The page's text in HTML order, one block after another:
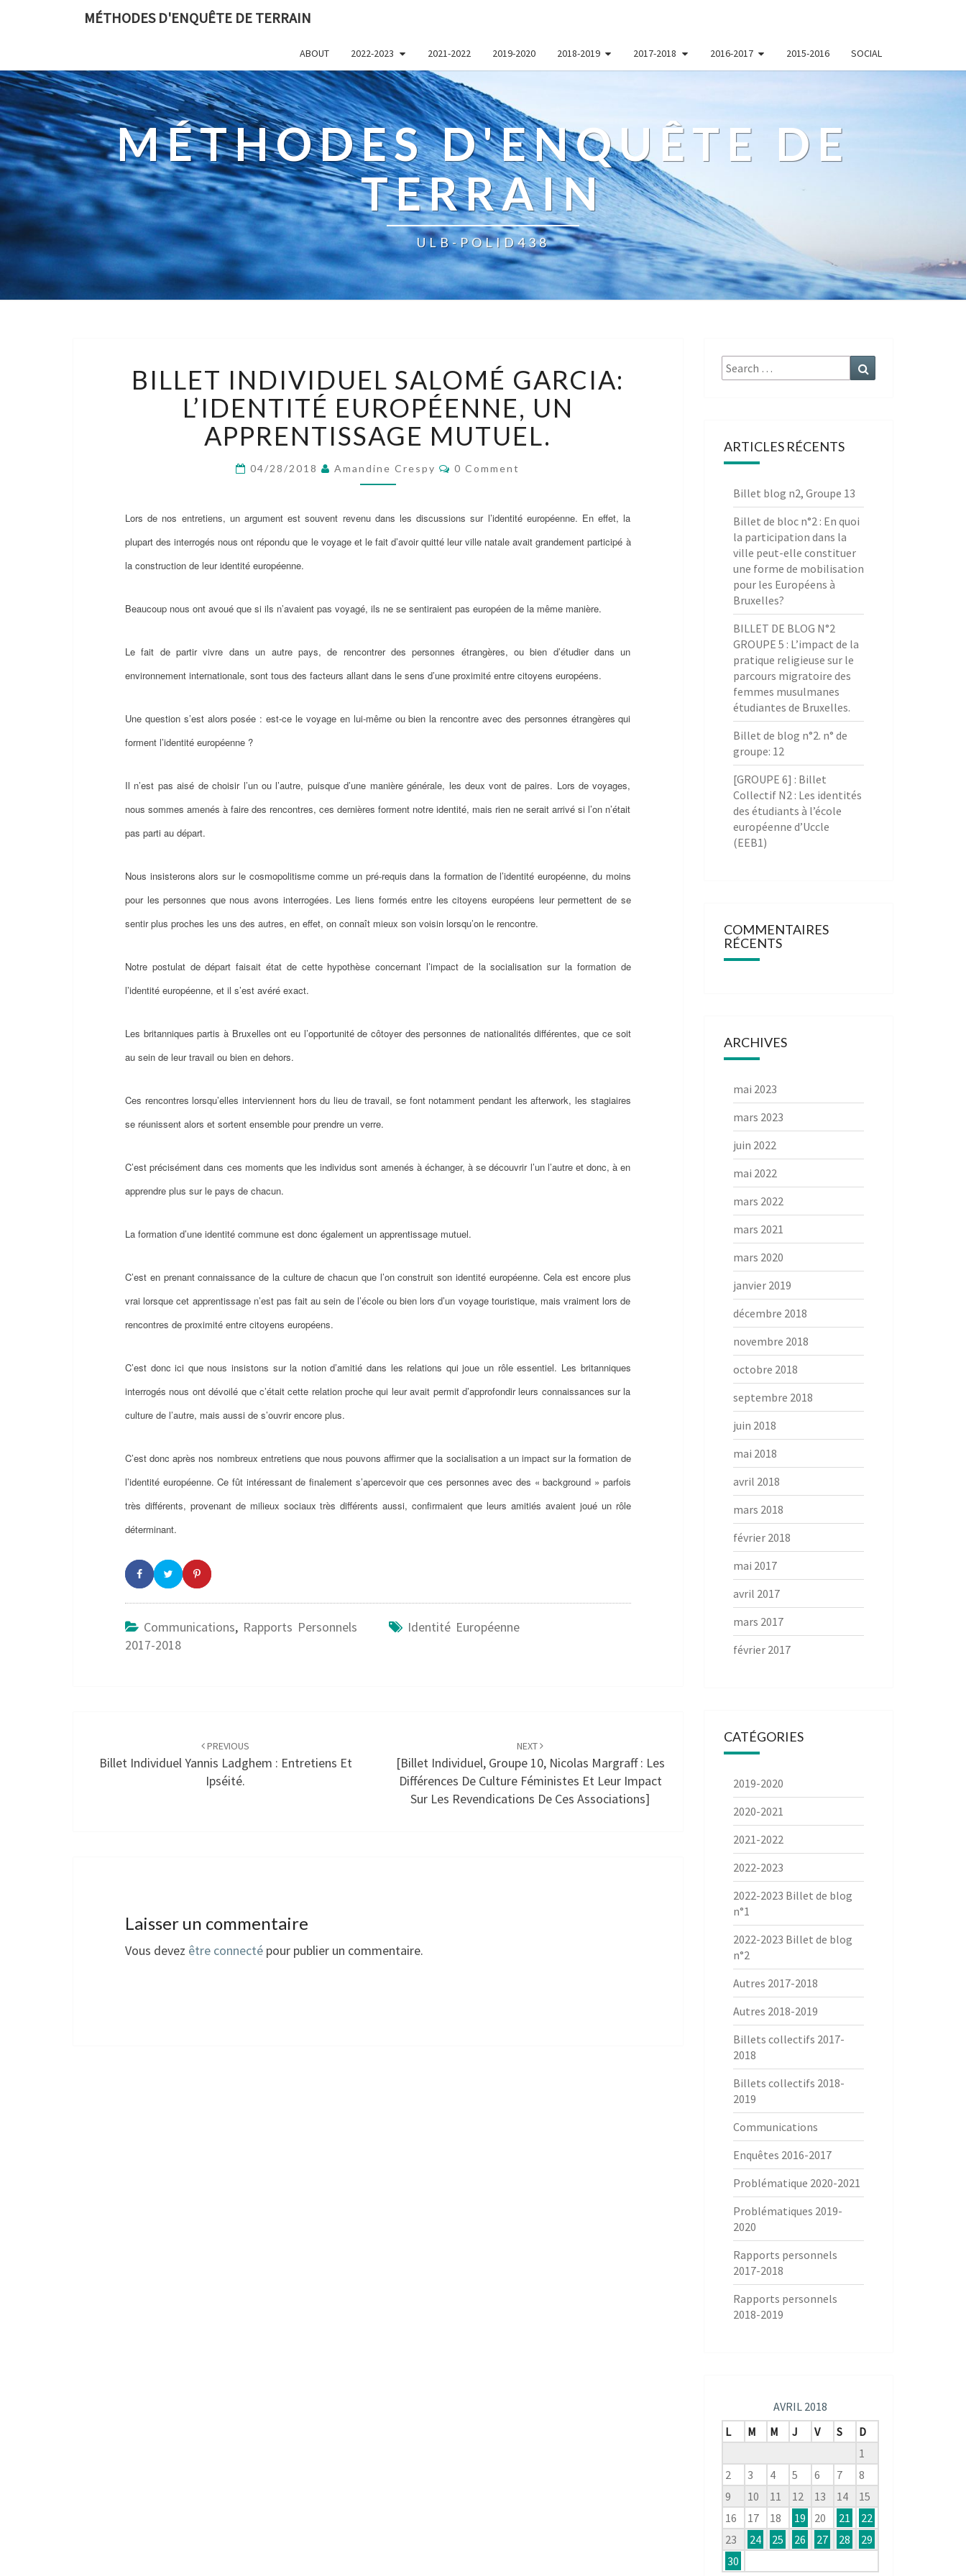
MÉTHODES D'ENQUÊTE DE TERRAIN
ABOUT 2022-2023 2021-2022 2019-2020 2018-2019 2017-2018 2016-2017 2015-2016 SOCIAL
MÉTHODES D'ENQUÊTE DE
TERRAIN
ULB-POLID438
INDIVIDUEL
SALOMÉ
GARCIA:
L’IDENTITÉ
EUROPÉENNE,
UN
APPRENTISSAGE
BILLET INDIVIDUEL SALOMÉ GARCIA:
L’IDENTITÉ EUROPÉENNE, UN
APPRENTISSAGE MUTUEL.
04/28/2018 Amandine Crespy Comments
0 Comment
Lors de nos entretiens, un argument est souvent revenu dans les discussions sur l’identité européenne. En effet, la
plupart des interrogés nous ont répondu que le voyage et le fait d’avoir quitté leur ville natale avait grandement participé à
la construction de leur identité européenne.
Beaucoup nous ont avoué que si ils n’avaient pas voyagé, ils ne se sentiraient pas européen de la même manière.
Le fait de partir vivre dans un autre pays, de rencontrer des personnes étrangères, ou bien d’étudier dans un
environnement internationale, sont tous des facteurs allant dans le sens d’une proximité entre citoyens européens.
Une question s’est alors posée : est-ce le voyage en lui-même ou bien la rencontre avec des personnes étrangères qui
forment l’identité européenne ?
Il n’est pas aisé de choisir l’un ou l’autre, puisque d’une manière générale, les deux vont de paires. Lors de voyages,
nous sommes amenés à faire des rencontres, ces dernières forment notre identité, mais rien ne serait arrivé si l’on n’était
pas parti au départ.
Nous insisterons alors sur le cosmopolitisme comme un pré-requis dans la formation de l’identité européenne, du moins
pour les personnes que nous avons interrogées. Les liens formés entre les citoyens européens leur permettent de se
sentir plus proches les uns des autres, en effet, on connaît mieux son voisin lorsqu’on le rencontre.
Notre postulat de départ faisait état de cette hypothèse concernant l’impact de la socialisation sur la formation de
l’identité européenne, et il s’est avéré exact.
Les britanniques partis à Bruxelles ont eu l’opportunité de côtoyer des personnes de nationalités différentes, que ce soit
au sein de leur travail ou bien en dehors.
Ces rencontres lorsqu’elles interviennent hors du lieu de travail, se font notamment pendant les afterwork, les stagiaires
se réunissent alors et sortent ensemble pour prendre un verre.
C’est précisément dans ces moments que les individus sont amenés à échanger, à se découvrir l’un l’autre et donc, à en
apprendre plus sur le pays de chacun.
La formation d’une identité commune est donc également un apprentissage mutuel.
C’est en prenant connaissance de la culture de chacun que l’on construit son identité européenne. Cela est encore plus
vrai lorsque cet apprentissage n’est pas fait au sein de l’école ou bien lors d’un voyage touristique, mais vraiment lors de
rencontres de proximité entre citoyens européens.
C’est donc ici que nous insistons sur la notion d’amitié dans les relations qui joue un rôle essentiel. Les britanniques
interrogés nous ont dévoilé que c’était cette relation proche qui leur avait permit d’approfondir leurs connaissances sur la
culture de l’autre, mais aussi de s’ouvrir encore plus.
C’est donc après nos nombreux entretiens que nous pouvons affirmer que la socialisation a un impact sur la formation de
l’identité européenne. Ce fût intéressant de finalement s’apercevoir que ces personnes avec des « background » parfois
très différents, provenant de milieux sociaux très différents aussi, confirmaient que leurs amitiés avaient joué un rôle
déterminant.
Communications, Rapports Personnels
2017-2018
Identité Européenne
PREVIOUS
Billet Individuel Yannis Ladghem : Entretiens Et
Ipséité.
NEXT
[Billet Individuel, Groupe 10, Nicolas Margraff : Les
Différences De Culture Féministes Et Leur Impact
Sur Les Revendications De Ces Associations]
Laisser un commentaire
Vous devez être connecté pour publier un commentaire.
Search
for:
ARTICLES RÉCENTS
Billet blog n2, Groupe 13
Billet de bloc n°2 : En quoi
la participation dans la
ville peut-elle constituer
une forme de mobilisation
pour les Européens à
Bruxelles?
BILLET DE BLOG N°2
GROUPE 5 : L’impact de la
pratique religieuse sur le
parcours migratoire des
femmes musulmanes
étudiantes de Bruxelles.
Billet de blog n°2. n° de
groupe: 12
[GROUPE 6] : Billet
Collectif N2 : Les identités
des étudiants à l’école
européenne d’Uccle
(EEB1)
COMMENTAIRES
RÉCENTS
ARCHIVES
mai 2023
mars 2023
juin 2022
mai 2022
mars 2022
mars 2021
mars 2020
janvier 2019
décembre 2018
novembre 2018
octobre 2018
septembre 2018
juin 2018
mai 2018
avril 2018
mars 2018
février 2018
mai 2017
avril 2017
mars 2017
février 2017
CATÉGORIES
2019-2020
2020-2021
2021-2022
2022-2023
2022-2023 Billet de blog
n°1
2022-2023 Billet de blog
n°2
Autres 2017-2018
Autres 2018-2019
Billets collectifs 2017-
2018
Billets collectifs 2018-
2019
Communications
Enquêtes 2016-2017
Problématique 2020-2021
Problématiques 2019-
2020
Rapports personnels
2017-2018
Rapports personnels
2018-2019
AVRIL 2018
L
M M J V S
D
1
2
3 4 5 6 7
8
9
10 11 12 13 14
15
16
17 18 19 20 21
22
23
24 25 26 27 28
29
30